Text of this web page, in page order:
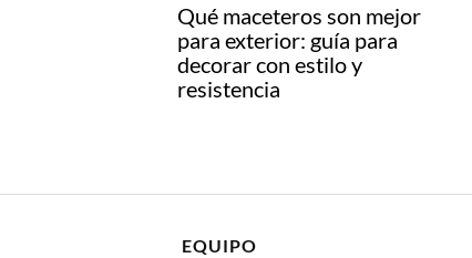
Qué maceteros son mejor
para exterior: guía para
decorar con estilo y
resistencia
EQUIPO